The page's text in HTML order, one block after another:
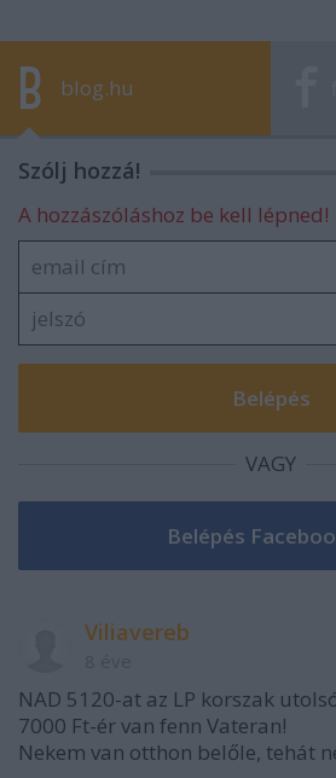
blog.hu
Szólj hozzá!
A hozzászóláshoz be kell lépned!
VAGY
Viliavereb
NAD 5120-at az LP korszak
7000 Ft-ér van fenn Vateran!
Nekem van otthon belőle, tehát